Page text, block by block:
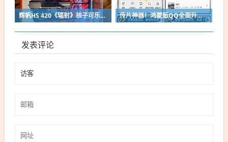
辉帆HS 420《辐射》核子可乐定制版机箱亮相：2027年正式发售 传片神器！鸿蒙版QQ全面升级：10G大文件免压缩直传
发表评论